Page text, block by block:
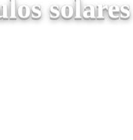
solares